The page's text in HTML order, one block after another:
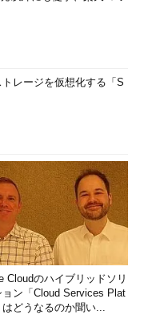
レージを仮想化する「S
Cloudのハイブリッドソリ
ョン「Cloud Services Plat
はどうなるのか聞い...